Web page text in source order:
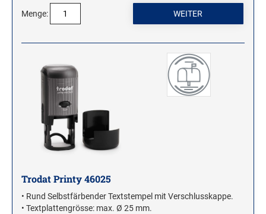
Menge:
Trodat Printy 46025
• Rund Selbstfärbender Textstempel mit Verschlusskappe.
• Textplattengrösse: max. Ø 25 mm.